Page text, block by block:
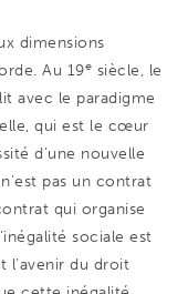
dimensions
Au 19e siècle, le
avec le paradigme
qui est le cœur
d’une nouvelle
pas un contrat
qui organise
sociale est
l’avenir du droit